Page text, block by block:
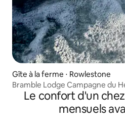
Gîte à la ferme ⋅ Rowlestone
Bramble Lodge Campagne du
Le confort d'un
mensuels